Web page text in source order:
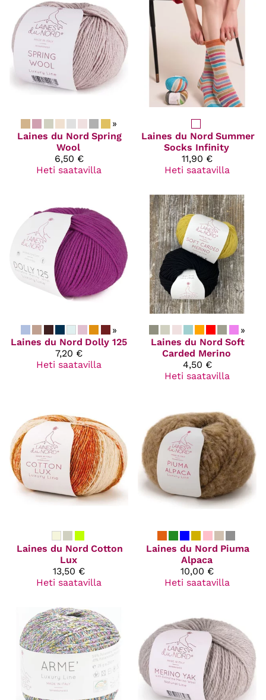
»
Laines du Nord Spring
Wool
6,50 €
Heti saatavilla
Laines du Nord Summer
Socks Infinity
11,90 €
Heti saatavilla
»
Laines du Nord Dolly 125
7,20 €
Heti saatavilla
»
Laines du Nord Soft
Carded Merino
4,50 €
Heti saatavilla
Laines du Nord Cotton
Lux
13,50 €
Heti saatavilla
Laines du Nord Piuma
Alpaca
10,00 €
Heti saatavilla